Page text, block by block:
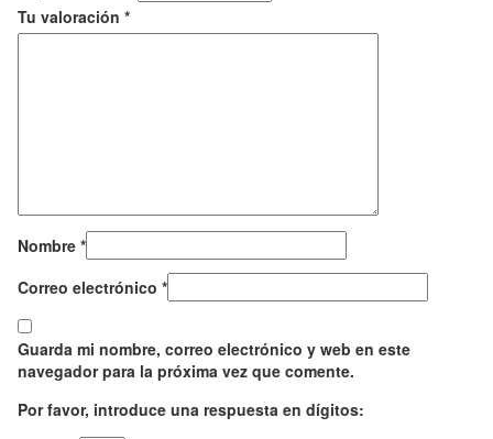
Tu valoración *
Nombre *
Correo electrónico *
Guarda mi nombre, correo electrónico y web en este
navegador para la próxima vez que comente.
Por favor, introduce una respuesta en dígitos: